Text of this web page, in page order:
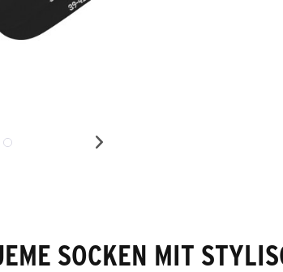
SOCKEN MIT